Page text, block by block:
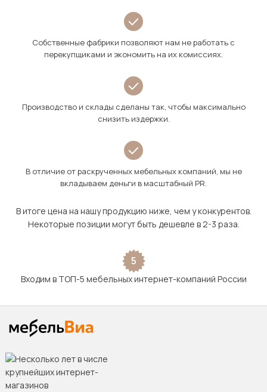
Собственные фабрики позволяют нам не работать с
перекупщиками и экономить на их комиссиях.
Производство и склады сделаны так, чтобы максимально
снизить издержки.
В отличие от раскрученных мебельных компаний, мы не
вкладываем деньги в масштабный PR.
В итоге цена на нашу продукцию ниже, чем у конкурентов.
Некоторые позиции могут быть дешевле в 2-3 раза.
5
Входим в ТОП-5 мебельных интернет-компаний России